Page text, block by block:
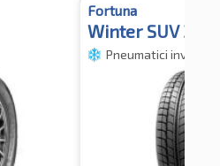
Fortuna
Winter SUV
Pneumatici invernali